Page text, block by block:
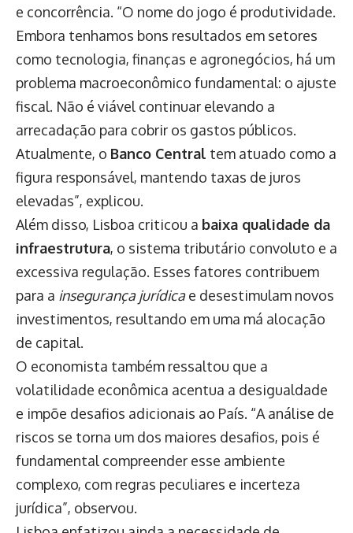
e concorrência. “O nome do jogo é produtividade.
Embora tenhamos bons resultados em setores
como tecnologia, finanças e agronegócios, há um
problema macroeconômico fundamental: o ajuste
fiscal. Não é viável continuar elevando a
arrecadação para cobrir os gastos públicos.
Atualmente, o Banco Central tem atuado como a
figura responsável, mantendo taxas de juros
elevadas”, explicou.
Além disso, Lisboa criticou a baixa qualidade da
infraestrutura, o sistema tributário convoluto e a
excessiva regulação. Esses fatores contribuem
para a insegurança jurídicae desestimulam novos
investimentos, resultando em uma má alocação
de capital.
O economista também ressaltou que a
volatilidade econômica acentua a desigualdade
e impõe desafios adicionais ao País. “A análise de
riscos se torna um dos maiores desafios, pois é
fundamental compreender esse ambiente
complexo, com regras peculiares e incerteza
jurídica”, observou.